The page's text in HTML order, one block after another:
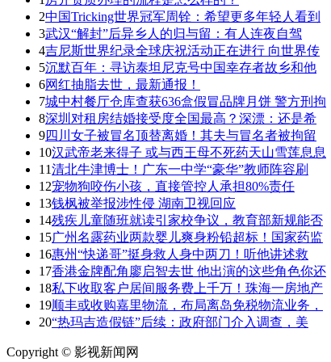
2中国Tricking世界冠军周铨：希望更多年轻人看到
3武汉“解封”后异乡人的归与留：有人连夜自驾
4吉尼斯世界纪录全球庆祝活动正在进行 向世界传
5沉默百年：寻访泰坦尼克号中国幸存者故乡和他
6网红抽脂去世，最新通报！
7城中村餐厅仓库查获636盒假冒品牌月饼 警方刑拘
8深圳对租房结婚接受度全国最高？深漂：还是希
9四川女子被冒名顶替离婚！其夫与冒名者被拘留
10汉武帝老来得子 或与西王母不死药天山雪莲息息
11清北牛津博士！广东一中学“豪华”教师阵容刷
12宠物狗咬伤小孩，直接管控人承担80%责任
13钱枫被举报涉性侵 湖南卫视回应
14残疾儿童随班就读引家校争议，教育部新规能否
15广州名露药业两款婴儿爽身粉铅超标！国家药监
16惠州“快递哥”挺身救人身中两刀！听他讲述救
17香港金牌配角廖启智去世 他出演的这些角色你还
18私下收取客户居间服务费上千万！珠海一房地产
19顺丰或收购嘉里物流，布局离岛免税物流业务，
20“热玛吉造假链”后续：政府部门介入调查，美
Copyright © 影视新闻网